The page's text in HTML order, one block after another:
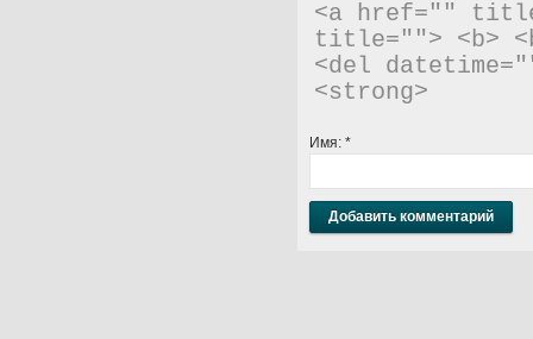
<a href=""
title=""> <b>
<del
<strong>
Имя: *